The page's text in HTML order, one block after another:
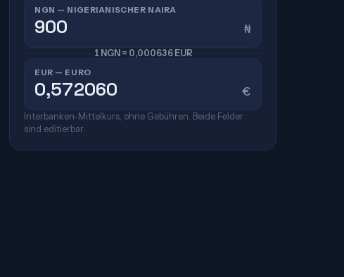
NGN — NIGERIANISCHER NAIRA
₦
1 NGN = 0,000636 EUR
EUR — EURO
€
Interbanken-Mittelkurs, ohne Gebühren. Beide Felder
sind editierbar.